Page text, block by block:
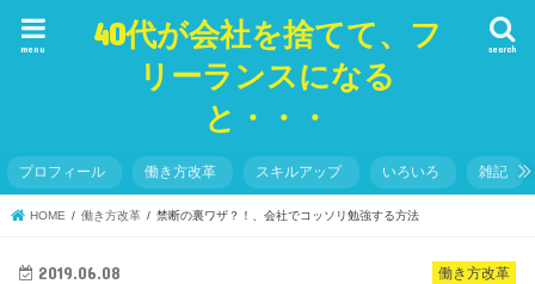
40代が会社を捨てて、フ
リーランスになる
と・・・
search
menu
プロフィール 働き方改革 スキルアップ いろいろ 雑記
HOME 働き方改革 禁断の裏ワザ？！、会社でコッソリ勉強する方法
働き方改革
2019.06.08